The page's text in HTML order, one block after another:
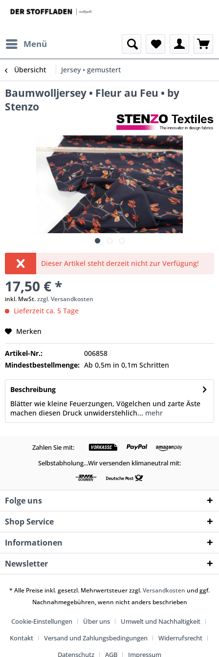
Menü
Übersicht Jersey • gemustert
Baumwolljersey • Fleur au Feu • by
Stenzo
Dieser Artikel steht derzeit nicht zur Verfügung!
17,50 € *
inkl. MwSt.zzgl. Versandkosten
Lieferzeit ca. 5 Tage
Merken
Artikel-Nr.:
006858
Mindestbestellmenge: Ab 0,5m in 0,1m Schritten
Beschreibung
Blätter wie kleine Feuerzungen, Vögelchen und zarte Äste
machen diesen Druck unwiderstehlich... mehr
Zahlen Sie mit:
Selbstabholung...Wir versenden klimaneutral mit:
Folge uns
Shop Service
Informationen
Newsletter
* Alle Preise inkl. gesetzl. Mehrwertsteuer zzgl.Versandkosten und ggf.
Nachnahmegebühren, wenn nicht anders beschrieben
Cookie-Einstellungen Über uns
Umwelt und Nachhaltigkeit
Kontakt
Versand und Zahlungsbedingungen
Widerrufsrecht
Datenschutz
AGB Impressum